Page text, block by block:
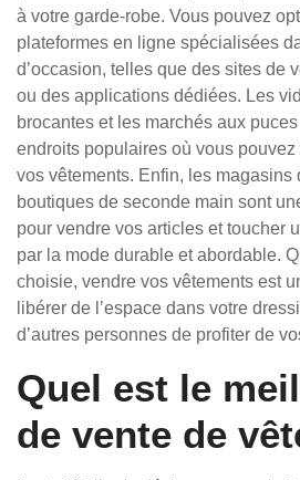
à votre garde-robe. Vous pouvez
plateformes en ligne spécialisées
d’occasion, telles que des sites de
ou des applications dédiées. Les
brocantes et les marchés aux
endroits populaires où vous
vos vêtements. Enfin, les magasins
boutiques de seconde main sont
pour vendre vos articles et toucher
par la mode durable et abordable.
choisie, vendre vos vêtements est
libérer de l’espace dans votre
d’autres personnes de profiter de
Quel est le
de vente de